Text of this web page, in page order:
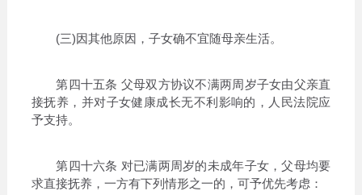
(三)因其他原因，子女确不宜随母亲生活。
第四十五条 父母双方协议不满两周岁子女由父亲直
接抚养，并对子女健康成长无不利影响的，人民法院应
予支持。
第四十六条 对已满两周岁的未成年子女，父母均要
求直接抚养，一方有下列情形之一的，可予优先考虑：